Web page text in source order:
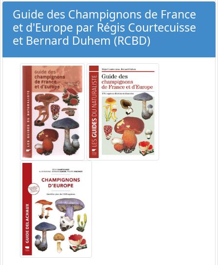
Guide des Champignons de France
et d'Europe par Régis Courtecuisse
et Bernard Duhem (RCBD)